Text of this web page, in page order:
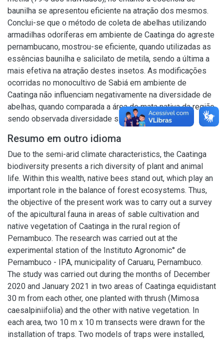
baunilha se apresentou eficiente na atração dos mesmos.
Conclui-se que o método de coleta de abelhas utilizando
armadilhas odoríferas em ambiente de Caatinga do agreste
pernambucano, mostrou-se eficiente, quando utilizadas as
essências baunilha e salicilato de metila, sendo a última a
mais efetiva na atração destes insetos. As modificações
ocorridas no monocultivo de Sabiá em ambiente de
Caatinga não influenciam negativamente na diversidade de
abelhas, quando comparada a área de mata nativa da região,
sendo observada diversidade similar nas duas áreas.
Resumo em outro idioma
Due to the semi-arid climate characteristics, the Caatinga
biodiversity presents a rich diversity of plant and animal
life. Within this wealth, native bees stand out, which play an
important role in the balance of forest ecosystems. Thus,
the objective of the present work was to carry out a survey
of the apicultural fauna in areas of sable cultivation and
native vegetation of Caatinga in the rural region of
Pernambuco. The research was carried out at the
experimental station of the Instituto Agronomic° de
Pernambuco - IPA, municipality of Caruaru, Pernambuco.
The study was carried out during the months of December
2020 and January 2021 in two areas of Caatinga equidistant
30 m from each other, one planted with thrush (Mimosa
caesalpiniifolia) and the other with native vegetation. In
each area, two 10 m x 10 m transects were drawn for the
installation of traps. Two models of traps were installed,